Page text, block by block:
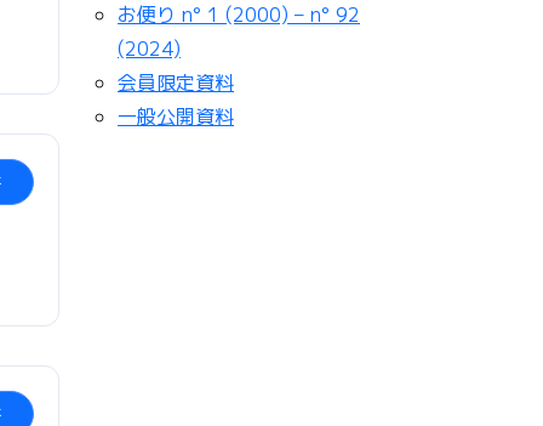
お便り n° 1 (2000) – n° 92
(2024)
会員限定資料
一般公開資料